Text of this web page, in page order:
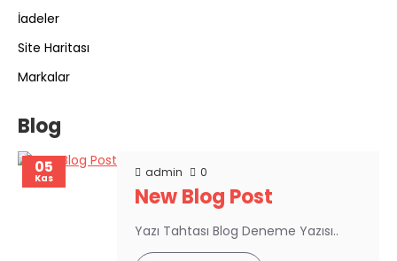
İadeler
Site Haritası
Markalar
Blog
05
Kas admin 0
New Blog Post
Yazı Tahtası Blog Deneme Yazısı..